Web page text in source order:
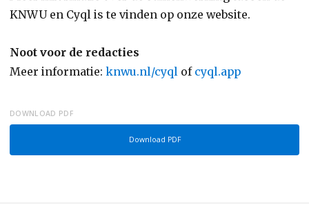
KNWU en Cyql is te vinden op onze website.
Noot voor de redacties
Meer informatie:knwu.nl/cyql of cyql.app
DOWNLOAD PDF
Download PDF